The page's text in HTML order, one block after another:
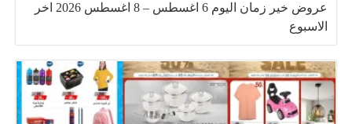
عروض خير زمان اليوم 6 اغسطس – 8 اغسطس 2026 اخر
الاسبوع